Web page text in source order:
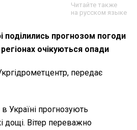
Читайте также
на русском языке
поділились прогнозом погоди
очікуються опади
передає
Україні прогнозують
дощі. Вітер переважно